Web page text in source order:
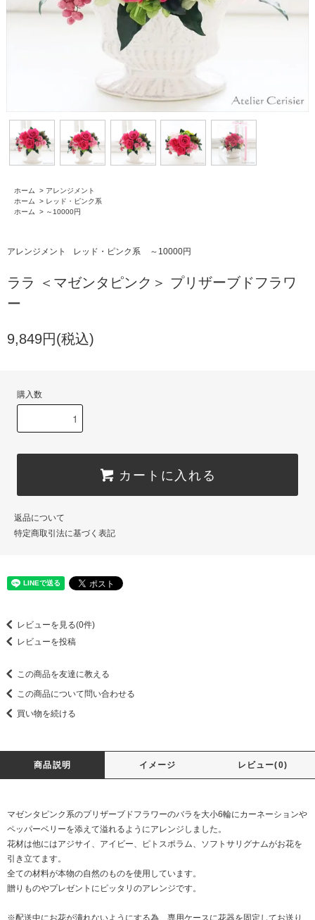
ホーム > アレンジメント
ホーム
> レッド・ピンク系
ホーム
> ～10000円
アレンジメント レッド・ピンク系 ～10000円
ララ ＜マゼンタピンク＞ プリザーブドフラワ
ー
9,849円(税込)
購入数
カートに入れる
返品について
特定商取引法に基づく表記
レビューを見る(0件)
レビューを投稿
この商品を友達に教える
この商品について問い合わせる
買い物を続ける
商品説明 イメージ レビュー(0)
マゼンタピンク系のプリザーブドフラワーのバラを大小6輪にカーネーションや
ペッパーベリーを添えて溢れるようにアレンジしました。
花材は他にはアジサイ、アイビー、ピトスポラム、ソフトサリグナムがお花を
引き立てます。
全ての材料が本物の自然のものを使用しています。
贈りものやプレゼントにピッタリのアレンジです。